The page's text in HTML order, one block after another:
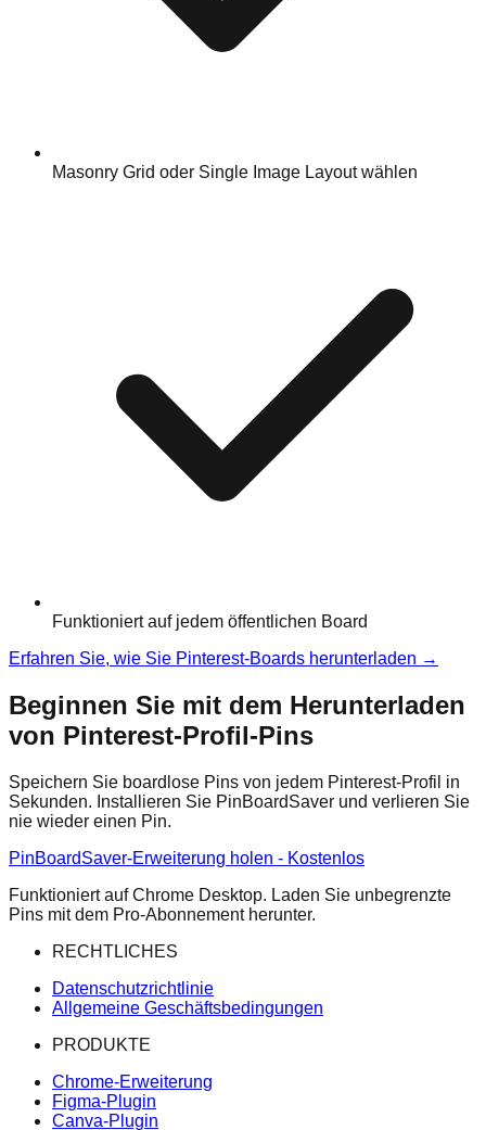
Masonry Grid oder Single Image Layout wählen
Funktioniert auf jedem öffentlichen Board
Erfahren Sie, wie Sie Pinterest-Boards herunterladen →
Beginnen Sie mit dem Herunterladen
von Pinterest-Profil-Pins
Speichern Sie boardlose Pins von jedem Pinterest-Profil in
Sekunden. Installieren Sie PinBoardSaver und verlieren Sie
nie wieder einen Pin.
PinBoardSaver-Erweiterung holen - Kostenlos
Funktioniert auf Chrome Desktop. Laden Sie unbegrenzte
Pins mit dem Pro-Abonnement herunter.
RECHTLICHES
Datenschutzrichtlinie
Allgemeine Geschäftsbedingungen
PRODUKTE
Chrome-Erweiterung
Figma-Plugin
Canva-Plugin